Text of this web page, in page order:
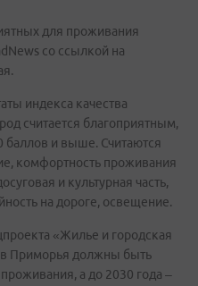
для проживания
со ссылкой на
индекса качества
считается благоприятным,
баллов и выше. Считаются
комфортность проживания
и культурная часть,
на дороге, освещение.
«Жилье и городская
Приморья должны быть
а до 2030 года –